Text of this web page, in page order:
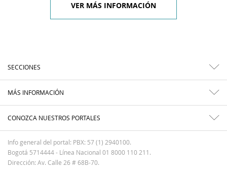
VER MÁS INFORMACIÓN
SECCIONES
MÁS INFORMACIÓN
CONOZCA NUESTROS PORTALES
Info general del portal: PBX: 57 (1) 2940100.
Bogotá 5714444 - Línea Nacional 01 8000 110 211.
Dirección: Av. Calle 26 # 68B-70.